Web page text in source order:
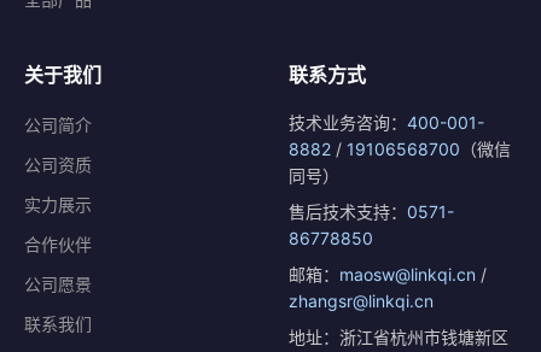
关于我们
公司简介
公司资质
实力展示
合作伙伴
公司愿景
联系我们
联系方式
技术业务咨询： 400-001-
8882 / 19106568700 （微信
同号）
售后技术支持： 0571-
86778850
邮箱： maosw@linkqi.cn /
zhangsr@linkqi.cn
地址：浙江省杭州市钱塘新区